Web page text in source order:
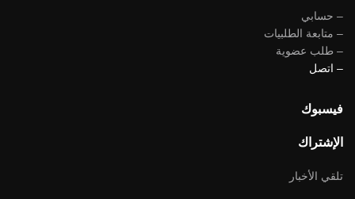
– حسابي
– متابعة الطلبيات
– طلب عضوية
– اتصل
فيسبوك
الإشتراك
تلقي الأخبار